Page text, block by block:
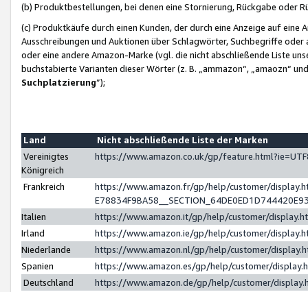
(b) Produktbestellungen, bei denen eine Stornierung, Rückgabe oder
(c) Produktkäufe durch einen Kunden, der durch eine Anzeige auf
Ausschreibungen und Auktionen über Schlagwörter, Suchbegriffe
oder eine andere Amazon-Marke (vgl. die nicht abschließende Liste
buchstabierte Varianten dieser Wörter (z. B. „ammazon“, „amaozn“
Suchplatzierung”);
Land
Nicht abschließende Liste der Marken
Vereinigtes
Königreich
https://www.amazon.co.uk/gp/
Frankreich
https://www.amazon.fr/gp/help/customer/
Italien
https://www.amazon.it/gp/help/customer/
Irland
https://www.amazon.ie/gp/help/customer/
Niederlande
https://www.amazon.nl/gp/help/customer/
Spanien
https://www.amazon.es/gp/help/customer/
Deutschland
https://www.amazon.de/gp/help/customer/